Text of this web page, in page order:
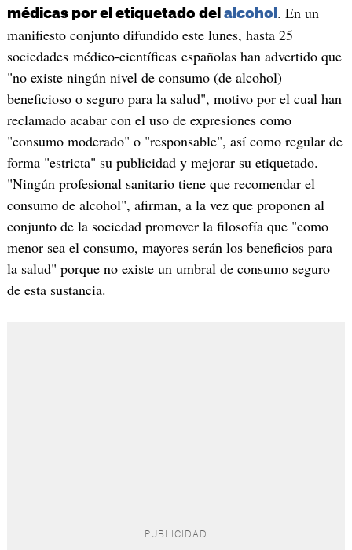
médicas por el etiquetado del alcohol . En un
manifiesto conjunto difundido este lunes, hasta 25
sociedades médico-científicas españolas han advertido que
"no existe ningún nivel de consumo (de alcohol)
beneficioso o seguro para la salud", motivo por el cual han
reclamado acabar con el uso de expresiones como
"consumo moderado" o "responsable", así como regular de
forma "estricta" su publicidad y mejorar su etiquetado.
"Ningún profesional sanitario tiene que recomendar el
consumo de alcohol", afirman, a la vez que proponen al
conjunto de la sociedad promover la filosofía que "como
menor sea el consumo, mayores serán los beneficios para
la salud" porque no existe un umbral de consumo seguro
de esta sustancia.